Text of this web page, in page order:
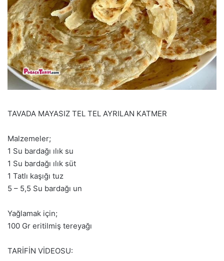
TAVADA MAYASIZ TEL TEL AYRILAN KATMER
Malzemeler;
1 Su bardağı ılık su
1 Su bardağı ılık süt
1 Tatlı kaşığı tuz
5 – 5,5 Su bardağı un
Yağlamak için;
100 Gr eritilmiş tereyağı
TARİFİN VİDEOSU: